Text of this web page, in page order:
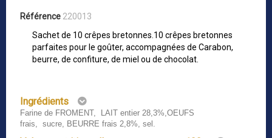
Référence 220013
Sachet de 10 crêpes bretonnes.10 crêpes bretonnes
parfaites pour le goûter, accompagnées de Carabon,
beurre, de confiture, de miel ou de chocolat.
Ingrédients
Farine de FROMENT, LAIT entier 28,3%,OEUFS
frais, sucre, BEURRE frais 2,8%, sel.